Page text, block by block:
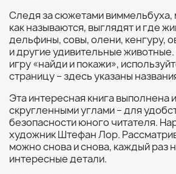
Следя за сюжетами виммельбуха,
как называются, выглядят и где
дельфины, совы, олени, кенгуру,
и другие удивительные животные.
игру «найди и покажи»,
страницу – здесь указаны
Эта интересная книга выполнена
скругленными углами – для
безопасности юного читателя.
художник Штефан Лор.
можно снова и снова, каждый раз
интересные детали.